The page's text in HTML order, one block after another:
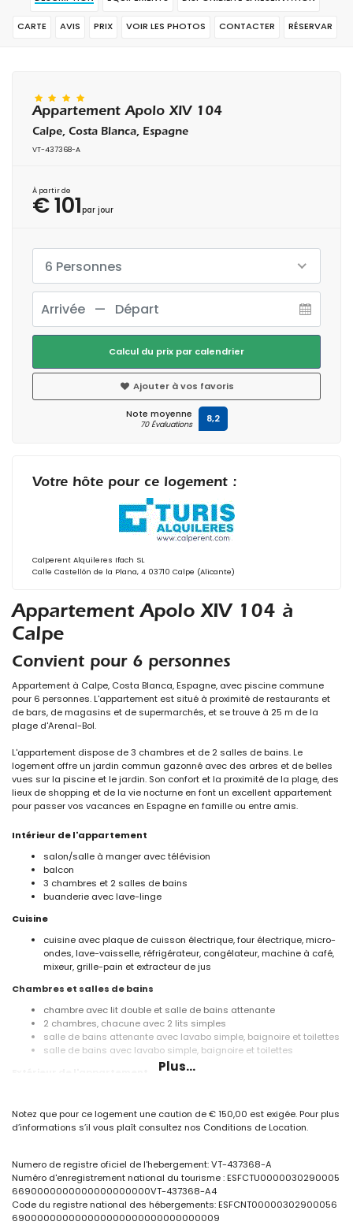
CARTE AVIS PRIX VOIR LES PHOTOS CONTACTER RÉSERVAR
Appartement Apolo XIV 104 à
Calpe
Convient pour 6 personnes
Appartement à Calpe, Costa Blanca, Espagne, avec piscine commune
pour 6 personnes. L'appartement est situé à proximité de restaurants et
de bars, de magasins et de supermarchés, et se trouve à 25 m de la
plage d'Arenal-Bol.
L'appartement dispose de 3 chambres et de 2 salles de bains. Le
logement offre un jardin commun gazonné avec des arbres et de belles
vues sur la piscine et le jardin. Son confort et la proximité de la plage, des
lieux de shopping et de la vie nocturne en font un excellent appartement
pour passer vos vacances en Espagne en famille ou entre amis.
Intérieur de l'appartement
salon/salle à manger avec télévision
balcon
3 chambres et 2 salles de bains
buanderie avec lave-linge
Cuisine
cuisine avec plaque de cuisson électrique, four électrique, micro-
ondes, lave-vaisselle, réfrigérateur, congélateur, machine à café,
mixeur, grille-pain et extracteur de jus
Chambres et salles de bains
chambre avec lit double et salle de bains attenante
2 chambres, chacune avec 2 lits simples
salle de bains attenante avec lavabo simple, baignoire et toilettes
salle de bains avec lavabo simple, baignoire et toilettes
piscine pour enfants
jardin commun gazonné avec des arbres
douche extérieure
espace de garage commun
Informations supplémentaires
ville la plus proche : Calpe (à moins de 200 mètres de
Plus...
Notez que pour ce logement une caution de € 150,00 est exigée. Pour plus
d’informations s’il vous plaît consultez nos Conditions de Location.
Numero de registre oficiel de l'hebergement: VT-437368-A
Numéro d'enregistrement national du tourisme : ESFCTU0000030290005
6690000000000000000000VT-437368-A4
Code du registre national des hébergements: ESFCNT00000302900056
690000000000000000000000000000009
Appartement Apolo XIV 104
Calpe, Costa Blanca, Espagne
VT-437368-A
À partir de
€ 101par jour
6 Personnes
Calcul du prix par calendrier
Ajouter à vos favoris
Note moyenne
70 Évaluations 8,2
Votre hôte pour ce logement :
Calperent Alquileres Ifach SL
Calle Castellón de la Plana, 4 03710 Calpe (Alicante)